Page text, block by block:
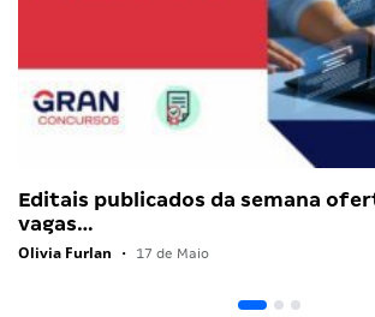
Editais publicados da semana
vagas…
Olivia Furlan • 17 de Maio